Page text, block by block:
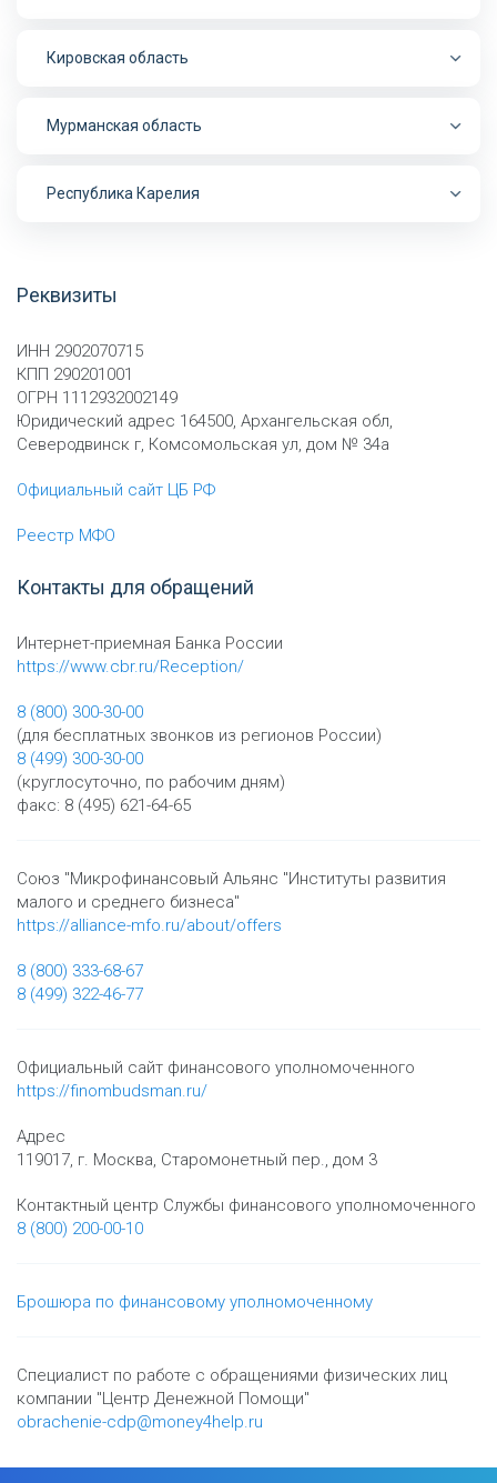
Кировская область
Мурманская область
Республика Карелия
Реквизиты
ИНН 2902070715
КПП 290201001
ОГРН 1112932002149
Юридический адрес 164500, Архангельская обл,
Северодвинск г, Комсомольская ул, дом № 34а
Официальный сайт ЦБ РФ
Реестр МФО
Контакты для обращений
Интернет-приемная Банка России
https://www.cbr.ru/Reception/
8 (800) 300-30-00
(для бесплатных звонков из регионов России)
8 (499) 300-30-00
(круглосуточно, по рабочим дням)
факс: 8 (495) 621-64-65
Союз "Микрофинансовый Альянс "Институты развития
малого и среднего бизнеса"
https://alliance-mfo.ru/about/offers
8 (800) 333-68-67
8 (499) 322-46-77
Официальный сайт финансового уполномоченного
https://finombudsman.ru/
Адрес
119017, г. Москва, Старомонетный пер., дом 3
Контактный центр Службы финансового уполномоченного
8 (800) 200-00-10
Брошюра по финансовому уполномоченному
Специалист по работе с обращениями физических лиц
компании "Центр Денежной Помощи"
obrachenie-cdp@money4help.ru